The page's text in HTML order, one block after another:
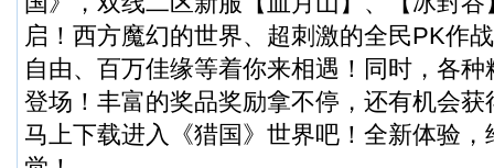
启！西方魔幻的世界、超刺激的全民PK作
自由、百万佳缘等着你来相遇！同时，各
登场！丰富的奖品奖励拿不停，还有机会
马上下载进入《猎国》世界吧！全新体验